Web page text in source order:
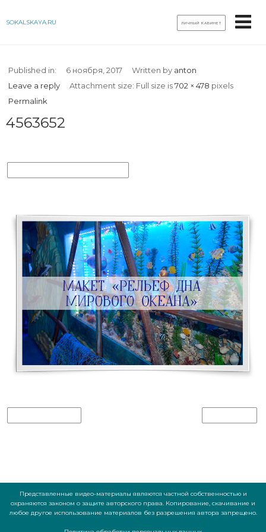
SOKALSKAYA.RU ЛИЧНЫЙ КАБИНЕТ
Published in: 6 ноября, 2017 Written by anton
Leave a reply
Attachment size: Full size is702 × 478 pixels
Permalink
4563652
Представленные видео-материалы являются частной собственностью и
охраняются законом о защите авторского права. Копирование, скачивание и
любое другое использование материалов без разрешения автора запрещено.